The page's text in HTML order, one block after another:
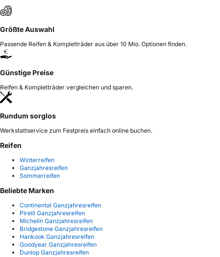
Größte Auswahl
Passende Reifen & Kompletträder aus über 10 Mio. Optionen finden.
Günstige Preise
Reifen & Kompletträder vergleichen und sparen.
Rundum sorglos
Werkstattservice zum Festpreis einfach online buchen.
Reifen
Winterreifen
Ganzjahresreifen
Sommerreifen
Beliebte Marken
Continental Ganzjahresreifen
Pirelli Ganzjahresreifen
Michelin Ganzjahresreifen
Bridgestone Ganzjahresreifen
Hankook Ganzjahresreifen
Goodyear Ganzjahresreifen
Dunlop Ganzjahresreifen